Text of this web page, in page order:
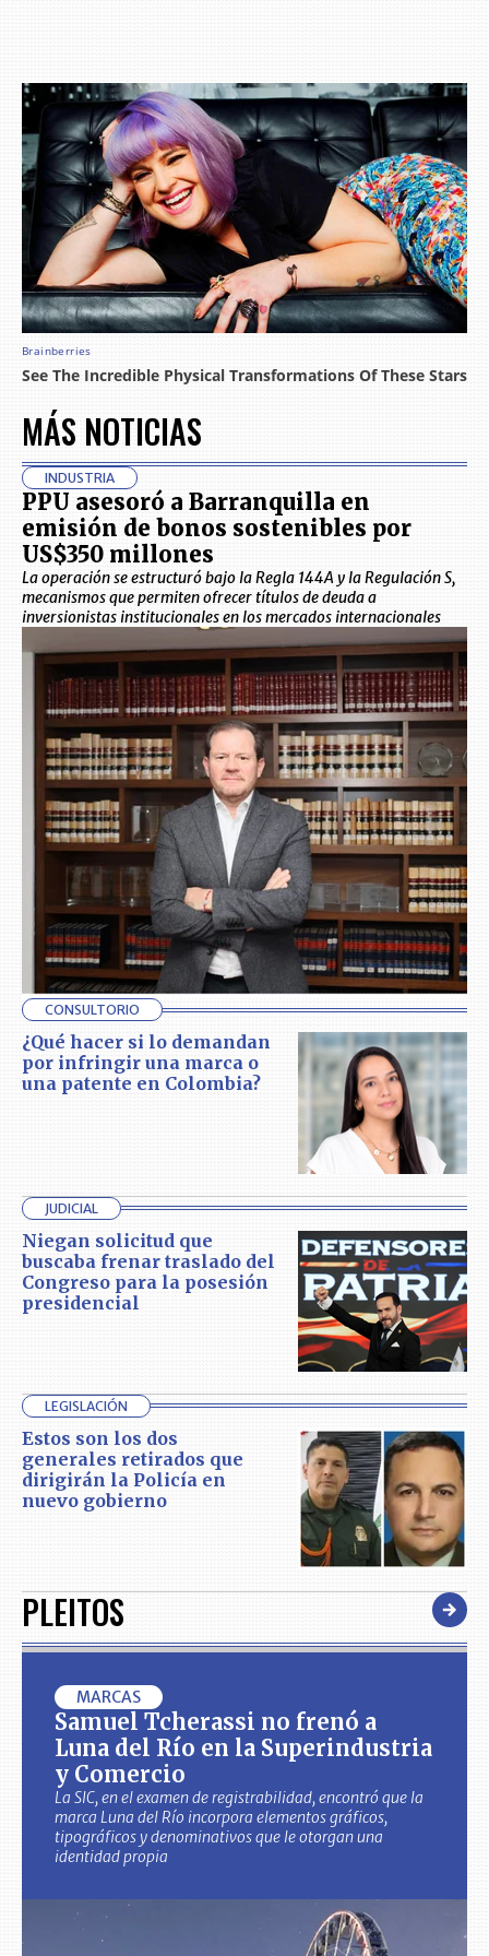
MÁS NOTICIAS
INDUSTRIA
PPU asesoró a Barranquilla en
emisión de bonos sostenibles por
US$350 millones
La operación se estructuró bajo la Regla 144A y la Regulación S,
mecanismos que permiten ofrecer títulos de deuda a
inversionistas institucionales en los mercados internacionales
CONSULTORIO
¿Qué hacer si lo demandan
por infringir una marca o
una patente en Colombia?
JUDICIAL
Niegan solicitud que
buscaba frenar traslado del
Congreso para la posesión
presidencial
LEGISLACIÓN
Estos son los dos
generales retirados que
dirigirán la Policía en
nuevo gobierno
PLEITOS
MARCAS
Samuel Tcherassi no frenó a
Luna del Río en la Superindustria
y Comercio
La SIC, en el examen de registrabilidad, encontró que la
marca Luna del Río incorpora elementos gráficos,
tipográficos y denominativos que le otorgan una
identidad propia